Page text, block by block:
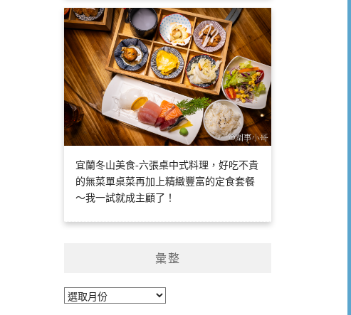
宜蘭冬山美食-六張桌中式料理，好吃不貴
的無菜單桌菜再加上精緻豐富的定食套餐
～我一試就成主顧了！
彙整
彙